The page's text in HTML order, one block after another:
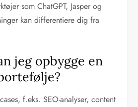
som ChatGPT, Jasper og
kan differentiere dig fra
jeg opbygge en
f.eks. SEO-analyser, content